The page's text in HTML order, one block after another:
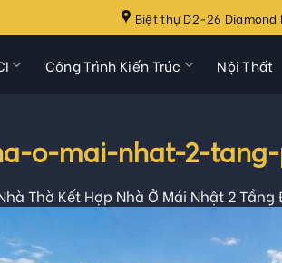
Biệt thự D2-26 Diamond
Công Trình Kiến Trúc Nội Thất
o-mai-nhat-2-
Thờ Kết Hợp Nhà Ở Mái Nhật 2